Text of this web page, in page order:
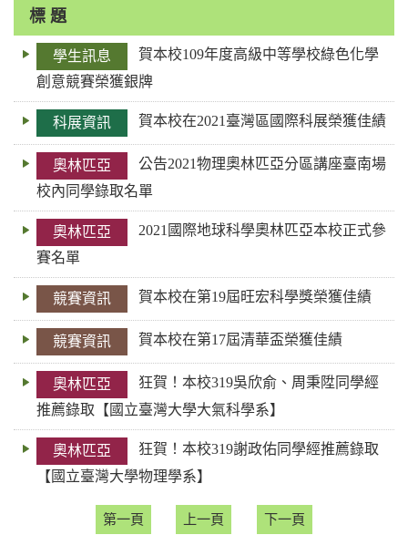
關
鍵
字
標 題
學生訊息
賀本校109年度高級中等學校綠色化學
創意競賽榮獲銀牌
科展資訊 賀本校在2021臺灣區國際科展榮獲佳績
奧林匹亞
公告2021物理奧林匹亞分區講座臺南場
校內同學錄取名單
奧林匹亞
2021國際地球科學奧林匹亞本校正式參
賽名單
競賽資訊 賀本校在第19屆旺宏科學獎榮獲佳績
競賽資訊 賀本校在第17屆清華盃榮獲佳績
奧林匹亞
狂賀！本校319吳欣俞、周秉陞同學經
推薦錄取【國立臺灣大學大氣科學系】
奧林匹亞
狂賀！本校319謝政佑同學經推薦錄取
【國立臺灣大學物理學系】
第一頁 上一頁 下一頁